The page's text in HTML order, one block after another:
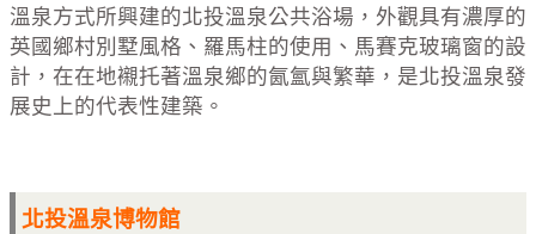
溫泉方式所興建的北投溫泉公共浴場，外觀具有濃厚的
英國鄉村別墅風格、羅馬柱的使用、馬賽克玻璃窗的設
計，在在地襯托著溫泉鄉的氤氳與繁華，是北投溫泉發
展史上的代表性建築。
北投溫泉博物館